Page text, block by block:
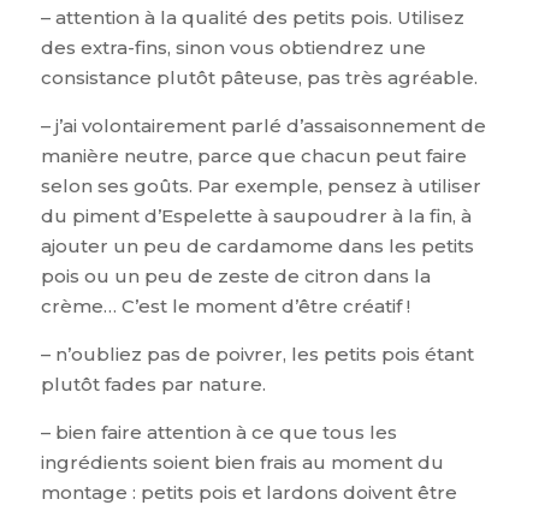
– attention à la qualité des petits pois. Utilisez
des extra-fins, sinon vous obtiendrez une
consistance plutôt pâteuse, pas très agréable.
– j’ai volontairement parlé d’assaisonnement de
manière neutre, parce que chacun peut faire
selon ses goûts. Par exemple, pensez à utiliser
du piment d’Espelette à saupoudrer à la fin, à
ajouter un peu de cardamome dans les petits
pois ou un peu de zeste de citron dans la
crème… C’est le moment d’être créatif !
– n’oubliez pas de poivrer, les petits pois étant
plutôt fades par nature.
– bien faire attention à ce que tous les
ingrédients soient bien frais au moment du
montage : petits pois et lardons doivent être